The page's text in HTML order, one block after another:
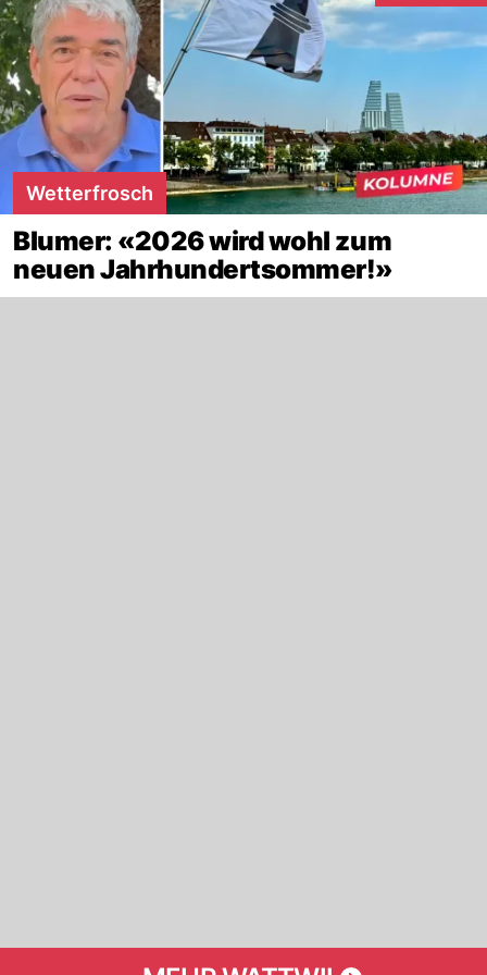
Wetterfrosch
Blumer: «2026 wird wohl zum
neuen Jahrhundertsommer!»